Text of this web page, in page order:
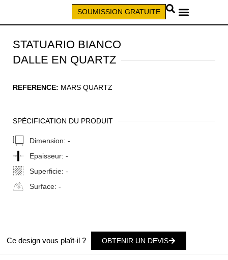
SOUMISSION GRATUITE
STATUARIO BIANCO
DALLE EN QUARTZ
REFERENCE: MARS QUARTZ
SPÉCIFICATION DU PRODUIT
Dimension: -
Epaisseur: -
Superficie: -
Surface: -
Ce design vous plaît-il ? OBTENIR UN DEVIS